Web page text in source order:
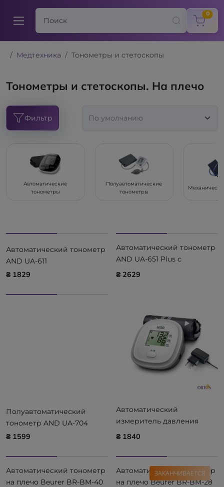
0
Медтехника Тонометры и стетоскопы
Тонометры и стетоскопы. На плечо
Фильтр
Автоматические
тонометры
Полуавтоматические
тонометры
Автоматический тонометр
AND UA-611
₴ 1829
Автоматический тонометр
AND UA-651 Plus с
адаптером
₴ 2629
Полуавтоматический
тонометр AND UA-704
₴ 1599
Автоматический
измеритель давления
Nissei DS-10A
₴ 1840
Автоматический тонометр
на плечо Beurer BR-BM-40
ЗАКАНЧИВАЕТСЯ
Автоматический тонометр
на плечо Beurer BR-BM-28